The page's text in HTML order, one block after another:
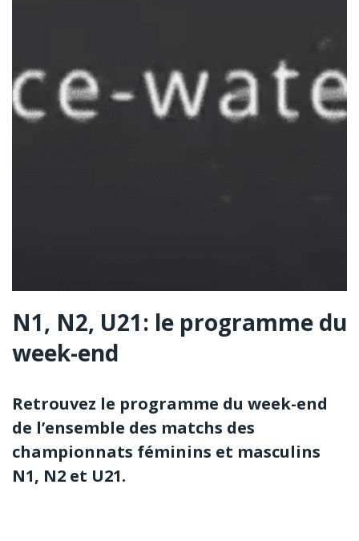
N1, N2, U21: le programme du
week-end
Retrouvez le programme du week-end
de l’ensemble des matchs des
championnats féminins et masculins
N1, N2 et U21.